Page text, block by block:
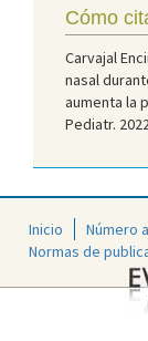
Cómo
Carvajal
nasal
aumenta la
Pediatr.
Inicio Número
Normas de